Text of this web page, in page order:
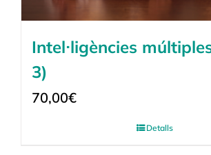
Intel·ligències
3)
70,00€
Detalls